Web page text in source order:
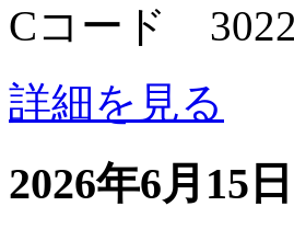
Cコード 3022
詳細を見る
2026年6月15